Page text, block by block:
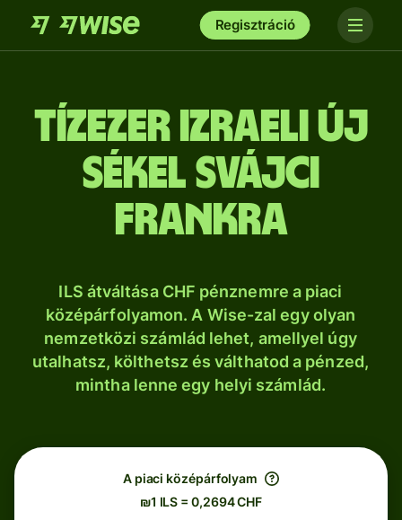
Regisztráció
tíz­ezer izraeli új
sékel svájci
frankra
ILS átváltása CHF pénznemre a piaci
középárfolyamon. A Wise-zal egy olyan
nemzetközi számlád lehet, amellyel úgy
utalhatsz, költhetsz és válthatod a pénzed,
mintha lenne egy helyi számlád.
A piaci középárfolyam
₪1 ILS = 0,2694 CHF